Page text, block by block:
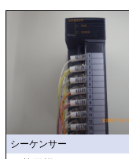
シーケンサー